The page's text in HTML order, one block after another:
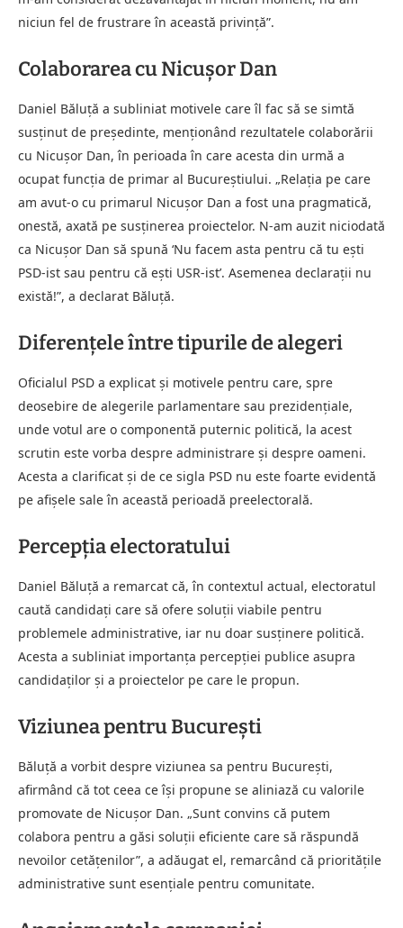
niciun fel de frustrare în această privință”.
Colaborarea cu Nicușor Dan
Daniel Băluță a subliniat motivele care îl fac să se simtă
susținut de președinte, menționând rezultatele colaborării
cu Nicușor Dan, în perioada în care acesta din urmă a
ocupat funcția de primar al Bucureștiului. „Relația pe care
am avut-o cu primarul Nicușor Dan a fost una pragmatică,
onestă, axată pe susținerea proiectelor. N-am auzit niciodată
ca Nicușor Dan să spună ‘Nu facem asta pentru că tu ești
PSD-ist sau pentru că ești USR-ist’. Asemenea declarații nu
există!”, a declarat Băluță.
Diferențele între tipurile de alegeri
Oficialul PSD a explicat și motivele pentru care, spre
deosebire de alegerile parlamentare sau prezidențiale,
unde votul are o componentă puternic politică, la acest
scrutin este vorba despre administrare și despre oameni.
Acesta a clarificat și de ce sigla PSD nu este foarte evidentă
pe afișele sale în această perioadă preelectorală.
Percepția electoratului
Daniel Băluță a remarcat că, în contextul actual, electoratul
caută candidați care să ofere soluții viabile pentru
problemele administrative, iar nu doar susținere politică.
Acesta a subliniat importanța percepției publice asupra
candidaților și a proiectelor pe care le propun.
Viziunea pentru București
Băluță a vorbit despre viziunea sa pentru București,
afirmând că tot ceea ce își propune se aliniază cu valorile
promovate de Nicușor Dan. „Sunt convins că putem
colabora pentru a găsi soluții eficiente care să răspundă
nevoilor cetățenilor”, a adăugat el, remarcând că prioritățile
administrative sunt esențiale pentru comunitate.